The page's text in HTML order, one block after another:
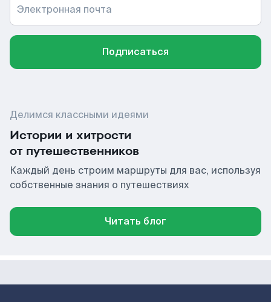
Электронная почта
Подписаться
Делимся классными идеями
Истории и хитрости
от путешественников
Каждый день строим маршруты для вас, используя
собственные знания о путешествиях
Читать блог